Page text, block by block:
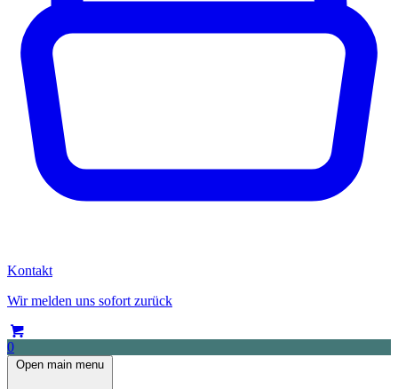
Kontakt
Wir melden uns sofort zurück
0
Open main menu